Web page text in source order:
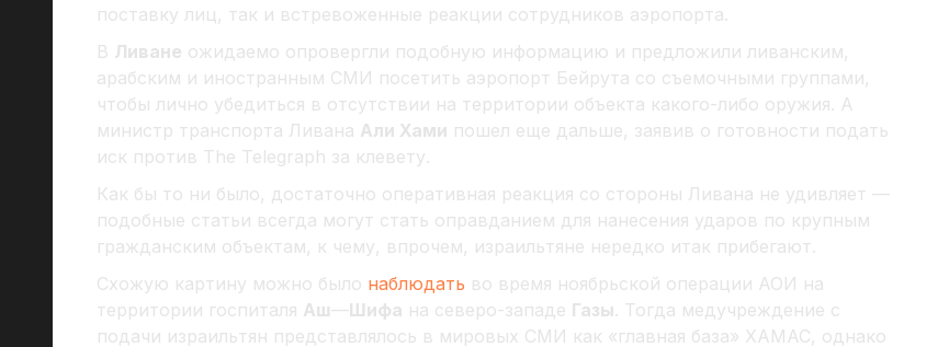
поставку лиц, так и встревоженные реакции сотрудников аэропорта.
В Ливане ожидаемо опровергли подобную информацию и предложили ливанским,
арабским и иностранным СМИ посетить аэропорт Бейрута со съемочными группами,
чтобы лично убедиться в отсутствии на территории объекта какого-либо оружия. А
министр транспорта Ливана Али Хами пошел еще дальше, заявив о готовности подать
иск против The Telegraph за клевету.
Как бы то ни было, достаточно оперативная реакция со стороны Ливана не удивляет —
подобные статьи всегда могут стать оправданием для нанесения ударов по крупным
гражданским объектам, к чему, впрочем, израильтяне нередко итак прибегают.
Схожую картину можно было наблюдать во время ноябрьской операции АОИ на
территории госпиталя Аш—Шифа на северо-западе Газы. Тогда медучреждение с
подачи израильтян представлялось в мировых СМИ как «главная база» ХАМАС, однако